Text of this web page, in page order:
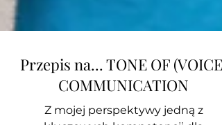
Przepis na... TONE OF (VOICE)
COMMUNICATION